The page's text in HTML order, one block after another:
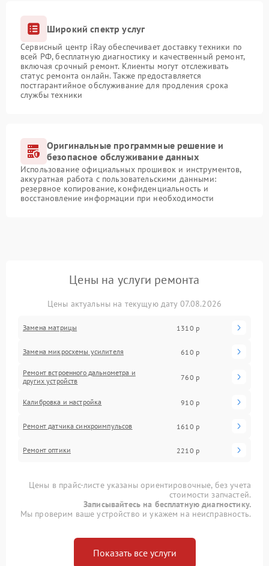
Широкий спектр услуг
Сервисный центр iRay обеспечивает доставку техники по
всей РФ, бесплатную диагностику и качественный ремонт,
включая срочный ремонт. Клиенты могут отслеживать
статус ремонта онлайн. Также предоставляется
постгарантийное обслуживание для продления срока
службы техники
Оригинальные программные решение и
безопасное обслуживание данных
Использование официальных прошивок и инструментов,
аккуратная работа с пользовательскими данными:
резервное копирование, конфиденциальность и
восстановление информации при необходимости
Цены на услуги ремонта
Цены актуальны на текущую дату 07.08.2026
Замена матрицы 1310 р
Замена микросхемы усилителя 610 р
Ремонт встроенного дальнометра и
других устройств
760 р
Калибровка и настройка 910 р
Ремонт датчика синхроимпульсов 1610 р
Ремонт оптики 2210 р
Цены в прайс-листе указаны ориентировочные, без учета
стоимости запчастей.
Записывайтесь на бесплатную диагностику.
Мы проверим ваше устройство и укажем на неисправность.
Показать все услуги